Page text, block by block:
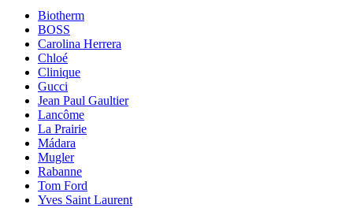
Biotherm
BOSS
Carolina Herrera
Chloé
Clinique
Gucci
Jean Paul Gaultier
Lancôme
La Prairie
Mádara
Mugler
Rabanne
Tom Ford
Yves Saint Laurent